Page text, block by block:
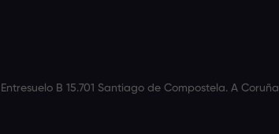
B 15.701 Santiago de Compostela. A Coruña